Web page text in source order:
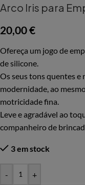
Arco Iris para
20,00€
Ofereça um jogo de
de silicone.
Os seus tons quentes e
modernidade, ao
motricidade fina.
Leve e agradável ao
companheiro de
3 em stock
- +